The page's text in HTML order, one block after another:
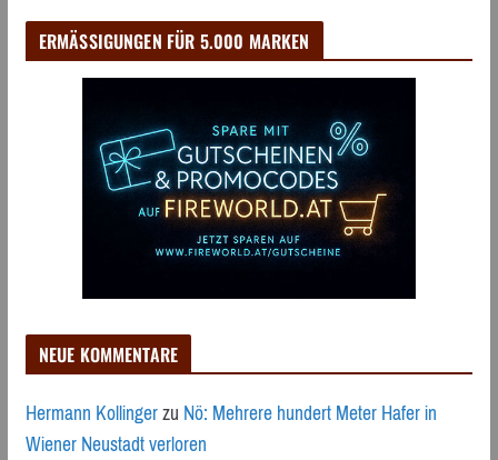
ERMÄSSIGUNGEN FÜR 5.000 MARKEN
NEUE KOMMENTARE
Hermann KollingerzuNö: Mehrere hundert Meter Hafer in
Wiener Neustadt verloren